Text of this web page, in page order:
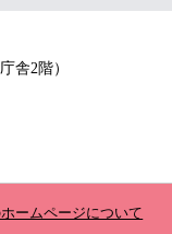
舎2階）
ームページについて